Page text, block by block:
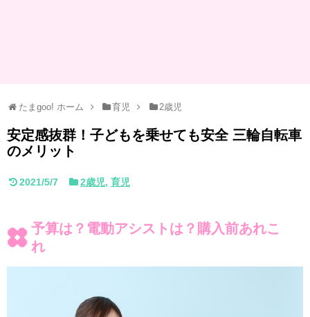
たまgoo! ホーム 育児 2歳児
安定感抜群！子どもを乗せても安全 三輪自転車
のメリット
2021/5/7 2歳児, 育児
予算は？電動アシストは？購入前あれこ
れ